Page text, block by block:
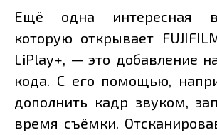
Ещё одна интересная
которую открывает
LiPlay+, — это добавление
кода. С его помощью,
дополнить кадр звуком,
время съёмки.